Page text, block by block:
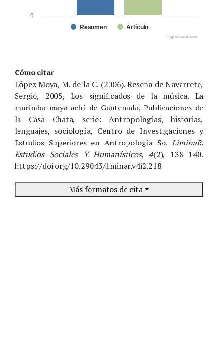
Resumen Artículo
0
Highcharts.com
Cómo citar
López Moya, M. de la C. (2006). Reseña de Navarrete,
Sergio, 2005, Los significados de la música. La
marimba maya achí de Guatemala, Publicaciones de
la Casa Chata, serie: Antropologías, historias,
lenguajes, sociología, Centro de Investigaciones y
Estudios Superiores en Antropología So. LiminaR.
Estudios Sociales Y Humanísticos, 4(2), 138–140.
https://doi.org/10.29043/liminar.v4i2.218
Más formatos de cita